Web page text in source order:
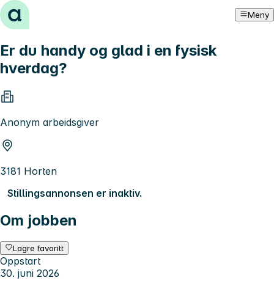
Hopp til innhold Meny
Er du handy og glad i en fysisk
hverdag?
Anonym arbeidsgiver
3181 Horten
Stillingsannonsen er inaktiv.
Om jobben
Lagre favoritt
Oppstart
30. juni 2026